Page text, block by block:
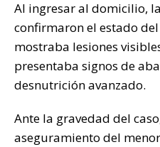
Al ingresar al domicilio,
confirmaron el estado
mostraba lesiones
presentaba signos de
desnutrición avanzado.
Ante la gravedad del
aseguramiento del